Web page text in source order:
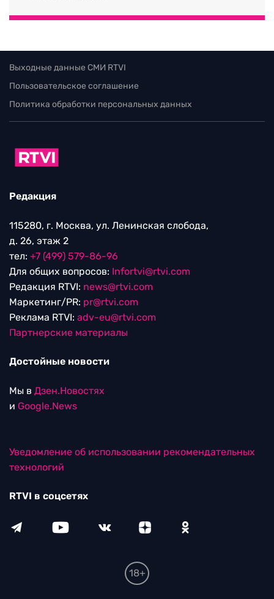
Выходные данные СМИ RTVI
Пользовательское соглашение
Политика обработки персональных данных
Редакция
115280, г. Москва, ул. Ленинская слобода,
д. 26, этаж 2
тел: +7 (499) 579-86-96
Для общих вопросов: Infortvi@rtvi.com
Редакция RTVI: news@rtvi.com
Маркетинг/PR: pr@rtvi.com
Реклама RTVI: adv-eu@rtvi.com
Партнерские материалы
Достойные новости
Мы в Дзен.Новостях
и Google.News
Уведомление об использовании рекомендательных
технологий
RTVI в соцсетях
18+